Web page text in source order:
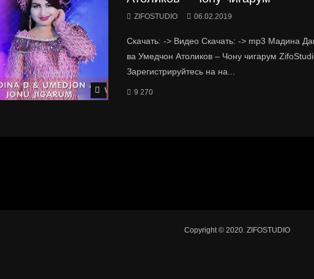
Watch Later
ZIFOSTUDIO 06.02.2019
Скачать: -> Видео Скачать: -> mp3 Мадина
ва Умедчон Атоликов – Чону чигарум
Зарегистрируйтесь на на...
9 270
Copyright © 2020. ZIFOSTUDIO